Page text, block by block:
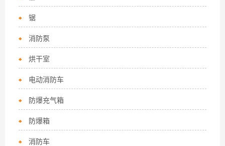
锯
消防泵
烘干室
电动消防车
防爆充气箱
防爆箱
消防车